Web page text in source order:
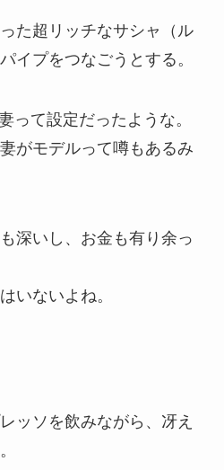
た超リッチなサシャ（ル
イプをつなごうとする。
って設定だったような。
がモデルって噂もあるみ
深いし、お金も有り余っ
いないよね。
ッソを飲みながら、冴え